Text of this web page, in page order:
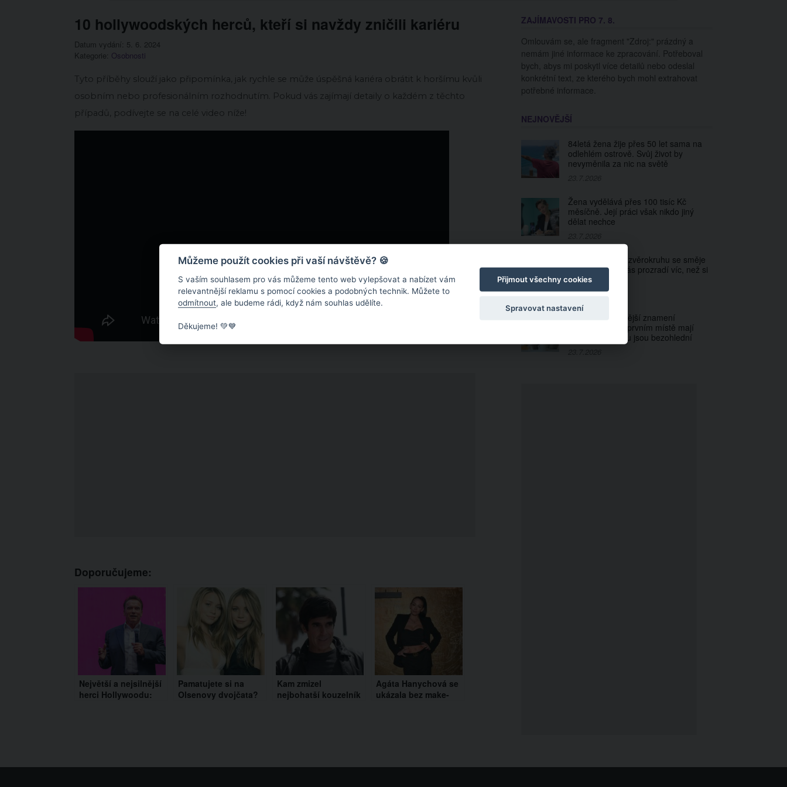
10 hollywoodských herců, kteří si navždy zničili kariéru
Datum vydání: 5. 6. 2024
Kategorie: Osobnosti
Tyto příběhy slouží jako připomínka, jak rychle se může úspěšná kariéra obrátit k horšímu kvůli
osobním nebo profesionálním rozhodnutím. Pokud vás zajímají detaily o každém z těchto
případů, podívejte se na celé video níže!
Doporučujeme:
Největší a nejsilnější
herci Hollywoodu:
Pamatujete si na
Olsenovy dvojčata?
Kam zmizel
nejbohatší kouzelník
Agáta Hanychová se
ukázala bez make-
ZAJÍMAVOSTI PRO 7. 8.
Omlouvám se, ale fragment "Zdroj:" prázdný a
nemám jiné informace ke zpracování. Potřeboval
bych, abys mi poskytl více detailů nebo odeslal
konkrétní text, ze kterého bych mohl extrahovat
potřebné informace.
NEJNOVĚJŠÍ
84letá žena žije přes 50 let sama na
odlehlém ostrově. Svůj život by
nevyměnila za nic na světě
Žena vydělává přes 100 tisíc Kč
měsíčně. Její práci však nikdo jiný
dělat nechce
Každé znamení zvěrokruhu se směje
jinak. Smích o vás prozradí víc, než si
myslíte
23.7.2026
3 nejsebestřednější znamení
zvěrokruhu. Na prvním místě mají
sebe a ve vztahu jsou bezohlední
Můžeme použít cookies při vaší návštěvě? 🍪
S vaším souhlasem pro vás můžeme tento web vylepšovat a nabízet vám
relevantnější reklamu s pomocí cookies a podobných technik. Můžete to
odmítnout, ale budeme rádi, když nám souhlas udělíte.
Děkujeme! 💚💙
Přijmout všechny cookies
Spravovat nastavení